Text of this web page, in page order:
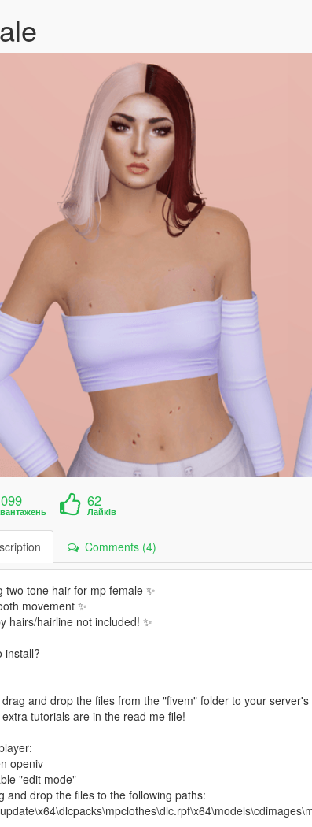
62
Лайків
Comments (4)
two tone hair for mp female ✨
movement ✨
hairs/hairline not included! ✨
install?
drag and drop the files from the "fivem" folder to your
extra tutorials are in the read me file!
openiv
"edit mode"
and drop the files to the following paths: